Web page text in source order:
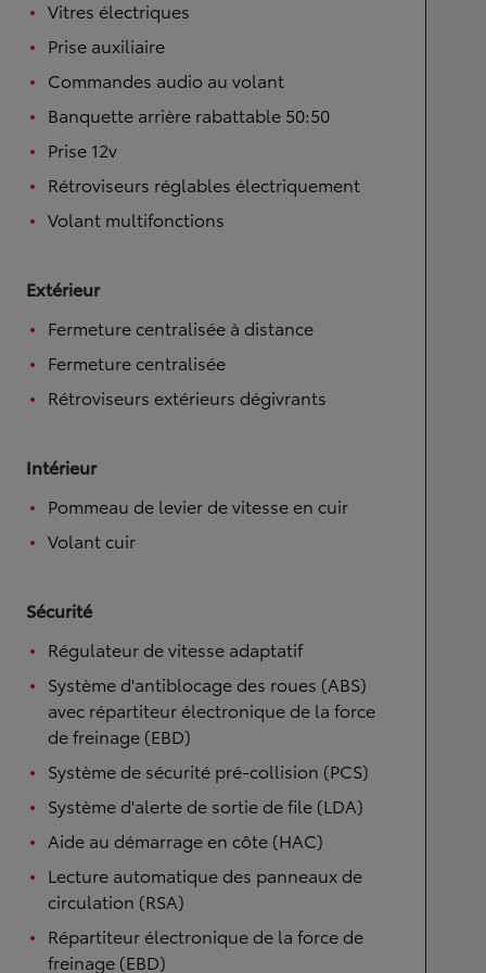
Vitres électriques
Prise auxiliaire
Commandes audio au volant
Banquette arrière rabattable 50:50
Prise 12v
Rétroviseurs réglables électriquement
Volant multifonctions
Extérieur
Fermeture centralisée à distance
Fermeture centralisée
Rétroviseurs extérieurs dégivrants
Intérieur
Pommeau de levier de vitesse en cuir
Volant cuir
Sécurité
Régulateur de vitesse adaptatif
Système d'antiblocage des roues (ABS)
avec répartiteur électronique de la force
de freinage (EBD)
Système de sécurité pré-collision (PCS)
Système d'alerte de sortie de file (LDA)
Aide au démarrage en côte (HAC)
Lecture automatique des panneaux de
circulation (RSA)
Répartiteur électronique de la force de
freinage (EBD)